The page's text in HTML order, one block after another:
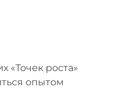
«Точек роста»
опытом